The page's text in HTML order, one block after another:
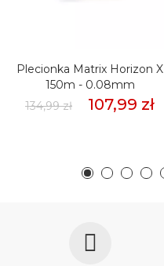
Plecionka Matrix Horizon X
150m - 0.08mm
134,99 zł
107,99 zł